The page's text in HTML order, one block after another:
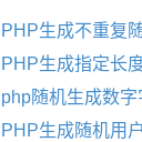
PHP生成不重复
PHP生成指定长
php随机生成数
PHP生成随机用